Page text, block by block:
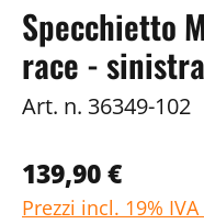
Specchietto
race -
Art. n. 36349-102
139,90 €
Prezzi incl. 19%